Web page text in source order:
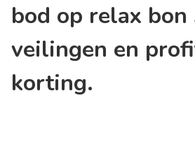
bod op relax bon
veilingen en
korting.